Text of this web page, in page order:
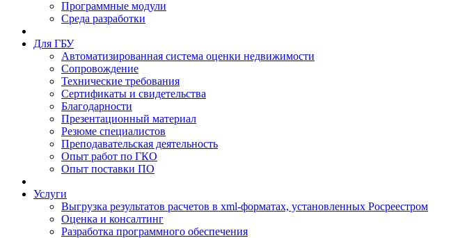
Программные модули
Среда разработки
Для ГБУ
Автоматизированная система оценки недвижимости
Сопровождение
Технические требования
Сертификаты и свидетельства
Благодарности
Презентационный материал
Резюме специалистов
Преподавательская деятельность
Опыт работ по ГКО
Опыт поставки ПО
Услуги
Выгрузка результатов расчетов в xml-форматах, установленных Росреестром
Оценка и консалтинг
Разработка программного обеспечения